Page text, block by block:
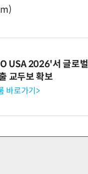
USA 2026'서 글로
교두보 확보
바로가기>